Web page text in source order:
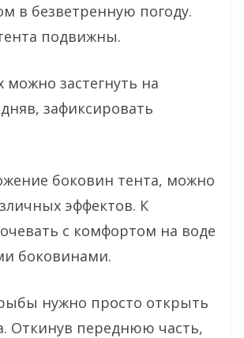
в безветренную погоду.
подвижны.
можно застегнуть на
зафиксировать
боковин тента, можно
эффектов. К
с комфортом на воде
боковинами.
нужно просто открыть
Откинув переднюю часть,